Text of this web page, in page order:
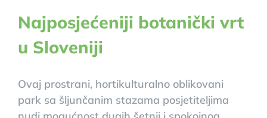
Najposjećeniji botanički vrt
u Sloveniji
Ovaj prostrani, hortikulturalno oblikovani
park sa šljunčanim stazama posjetiteljima